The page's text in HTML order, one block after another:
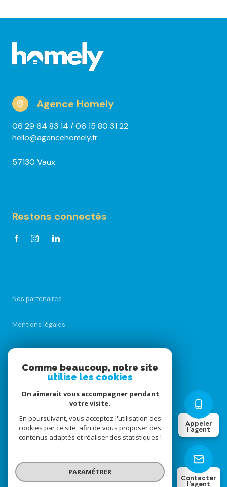
Appeler
l'agent
Contacter
l'agent
Agence Homely
06 29 64 83 14 / 06 15 80 31 22
hello@agencehomely.fr
57130 Vaux
Restons connectés
Nos partenaires
Mentions légales
Admin
Nos honoraires
Cookies
© 2026 | Tous droits réservés
Comme beaucoup, notre site
utilise les cookies
On aimerait vous accompagner pendant
votre visite.
En poursuivant, vous acceptez l'utilisation des
cookies par ce site, afin de vous proposer des
contenus adaptés et réaliser des statistiques !
PARAMÉTRER